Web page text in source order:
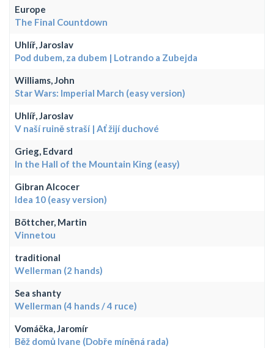
Europe
The Final Countdown
Uhlíř, Jaroslav
Pod dubem, za dubem | Lotrando a Zubejda
Williams, John
Star Wars: Imperial March (easy version)
Uhlíř, Jaroslav
V naší ruině straší | Ať žijí duchové
Grieg, Edvard
In the Hall of the Mountain King (easy)
Gibran Alcocer
Idea 10 (easy version)
Böttcher, Martin
Vinnetou
traditional
Wellerman (2 hands)
Sea shanty
Wellerman (4 hands / 4 ruce)
Vomáčka, Jaromír
Běž domů Ivane (Dobře míněná rada)